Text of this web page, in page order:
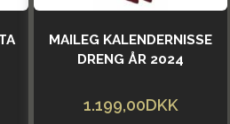
MAILEG KALENDERNISSE
DRENG ÅR 2024
1.199,00DKK